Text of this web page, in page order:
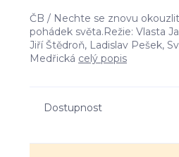
ČB / Nechte se znovu
pohádek světa.Režie: Vlasta
Jiří Štědroň, Ladislav Pešek,
Medřická celý popis
Dostupnost